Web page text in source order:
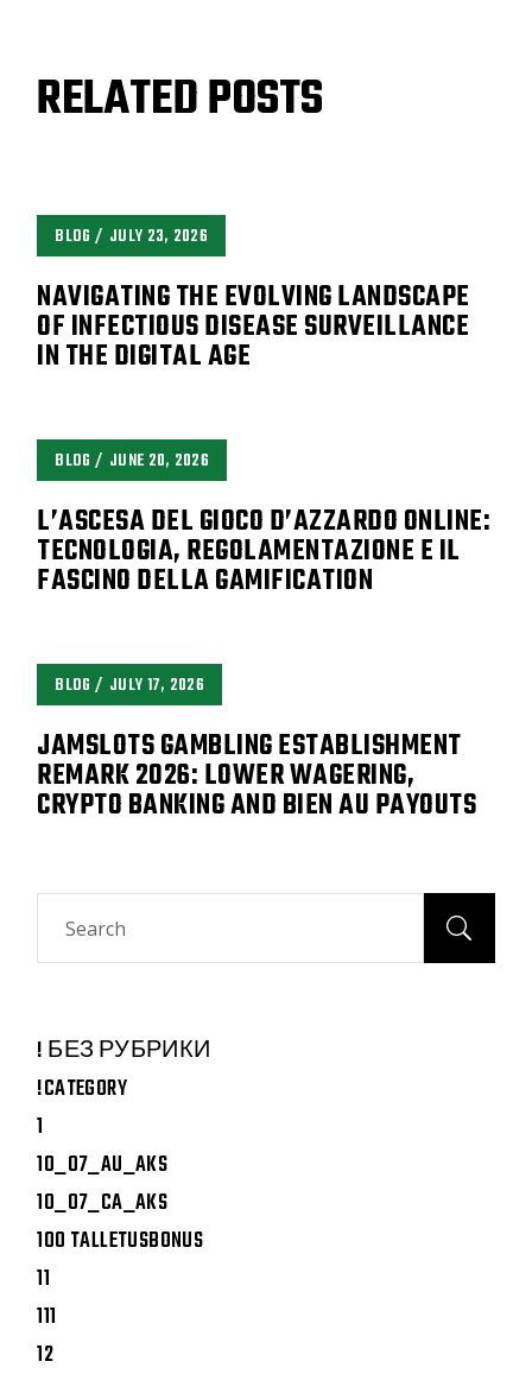
RELATED POSTS
BLOG JULY 23, 2026
NAVIGATING THE EVOLVING LANDSCAPE
OF INFECTIOUS DISEASE SURVEILLANCE
IN THE DIGITAL AGE
BLOG JUNE 20, 2026
L’ASCESA DEL GIOCO D’AZZARDO ONLINE:
TECNOLOGIA, REGOLAMENTAZIONE E IL
FASCINO DELLA GAMIFICATION
BLOG JULY 17, 2026
JAMSLOTS GAMBLING ESTABLISHMENT
REMARK 2026: LOWER WAGERING,
CRYPTO BANKING AND BIEN AU PAYOUTS
Search
! БЕЗ РУБРИКИ
!CATEGORY
1
10_07_AU_AKS
10_07_CA_AKS
100 TALLETUSBONUS
11
111
12